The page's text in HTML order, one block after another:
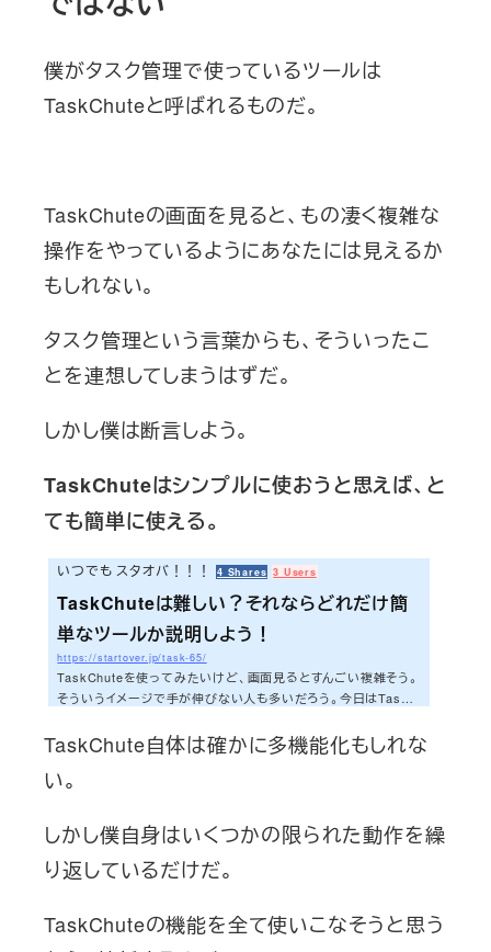
僕がタスク管理で使っているツールは
TaskChuteと呼ばれるものだ。
TaskChuteの画面を見ると、もの凄く複雑な
操作をやっているようにあなたには見えるか
もしれない。
タスク管理という言葉からも、そういったこ
とを連想してしまうはずだ。
しかし僕は断言しよう。
TaskChuteはシンプルに使おうと思えば、と
ても簡単に使える。
いつでも スタオバ！！！ 4 Shares 3 Users
TaskChuteは難しい？それならどれだけ簡
単なツールか説明しよう！
https://startover.jp/task-65/
TaskChuteを使ってみたいけど、画面見るとすんごい複雑そう。
そういうイメージで手が伸びない人も多いだろう。今日はTaskC
今日もいってみよう！！！TaskChuteのベースは単なるタスク
リストだ冷静になって下の画面を見てほしい（色がたくさんある
が気にしないこと）。どうだろうか。月日の欄があり、細い欄はい
間（見積もりH単位、M単位。M単位は分単位という意味）が書い
てあるだけだ。そう、基本的には単なる...
TaskChute自体は確かに多機能化もしれな
い。
しかし僕自身はいくつかの限られた動作を繰
り返しているだけだ。
TaskChuteの機能を全て使いこなそうと思う